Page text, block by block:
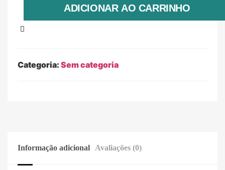
ADICIONAR AO CARRINHO
Categoria: Sem categoria
Informação adicional Avaliações (0)